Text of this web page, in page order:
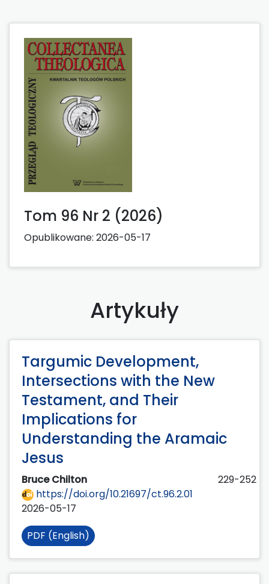
Tom 96 Nr 2 (2026)
Opublikowane: 2026-05-17
Artykuły
Targumic Development,
Intersections with the New
Testament, and Their
Implications for
Understanding the Aramaic
Jesus
Bruce Chilton
229-252
https://doi.org/10.21697/ct.96.2.01
2026-05-17
PDF (English)